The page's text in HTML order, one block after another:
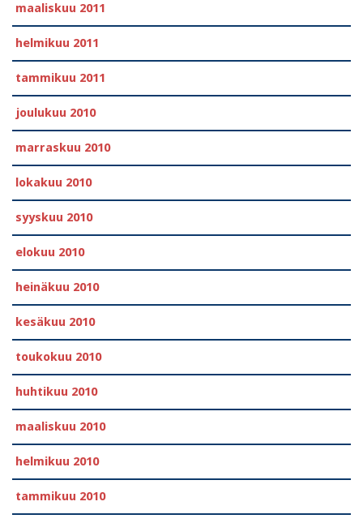
maaliskuu 2011
helmikuu 2011
tammikuu 2011
joulukuu 2010
marraskuu 2010
lokakuu 2010
syyskuu 2010
elokuu 2010
heinäkuu 2010
kesäkuu 2010
toukokuu 2010
huhtikuu 2010
maaliskuu 2010
helmikuu 2010
tammikuu 2010